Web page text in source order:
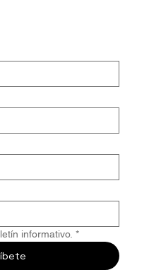
informativo. *